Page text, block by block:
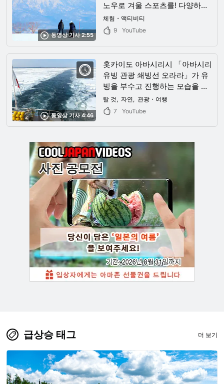
동영상 기사 2:55
노우로 겨울 스포츠를! 다양하고
웅장한 코스가 매력
체험・액티비티
9
YouTube
동영상 기사 4:46
홋카이도 아바시리시 「아바시리
유빙 관광 쇄빙선 오라라」가 유
빙을 부수고 진행하는 모습을 동
영상으로. 겨울 풍물시! 유빙기,
크루즈 요금도 소개
탈 것 자연
관광・여행
7
YouTube
급상승 태그 더 보기